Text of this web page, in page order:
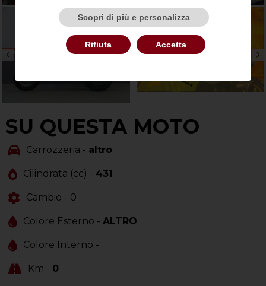
SU QUESTA MOTO
Carrozzeria - altro
Cilindrata (cc) - 431
Cambio - 0
Colore Esterno -ALTRO
Colore Interno -
Km - 0
Scopri di più e personalizza
Rifiuta Accetta